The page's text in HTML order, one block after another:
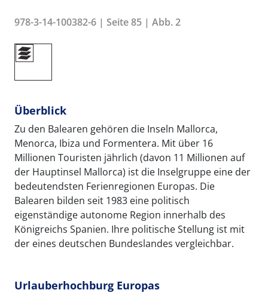
978-3-14-100382-6 | Seite 85 | Abb. 2
Überblick
Zu den Balearen gehören die Inseln Mallorca,
Menorca, Ibiza und Formentera. Mit über 16
Millionen Touristen jährlich (davon 11 Millionen auf
der Hauptinsel Mallorca) ist die Inselgruppe eine der
bedeutendsten Ferienregionen Europas. Die
Balearen bilden seit 1983 eine politisch
eigenständige autonome Region innerhalb des
Königreichs Spanien. Ihre politische Stellung ist mit
der eines deutschen Bundeslandes vergleichbar.
Urlauberhochburg Europas